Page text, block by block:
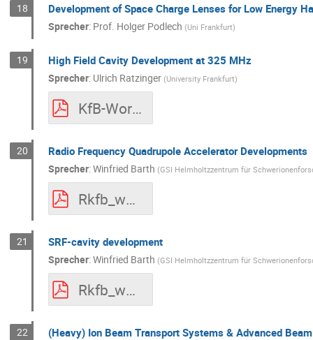
18 Development of Space Charge Lenses for Low Energy
Sprecher: Prof. Holger Podlech (Uni Frankfurt)
19 High Field Cavity Development at 325 MHz
Sprecher: Ulrich Ratzinger (University Frankfurt)
KfB-Workshop09-20.pdf
20 Radio Frequency Quadrupole Accelerator Developments
Sprecher:Winfried Barth (GSI Helmholtzzentrum für
Rkfb_workshop09-20_wbarth_1.pdf
21 SRF-cavity development
Sprecher:Winfried Barth (GSI Helmholtzzentrum für
Rkfb_workshop09-20_wbarth_2.pdf
22 (Heavy) Ion Beam Transport Systems & Advanced